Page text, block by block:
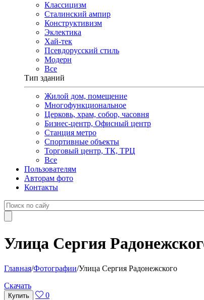
Классицизм
Сталинский ампир
Конструктивизм
Эклектика
Хай-тек
Псевдорусский стиль
Модерн
Все
Тип зданий
Жилой дом, помещение
Многофункциональное
Церковь, храм, собор, часовня
Бизнес-центр, Офисный центр
Станция метро
Спортивные объекты
Торговый центр, ТК, ТРЦ
Все
Пользователям
Авторам фото
Контакты
Улица Сергия
Главная/Фотографии/Улица Сергия Радонежского
Cкачать
0